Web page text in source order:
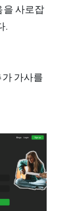
을 사로잡
.
가사를